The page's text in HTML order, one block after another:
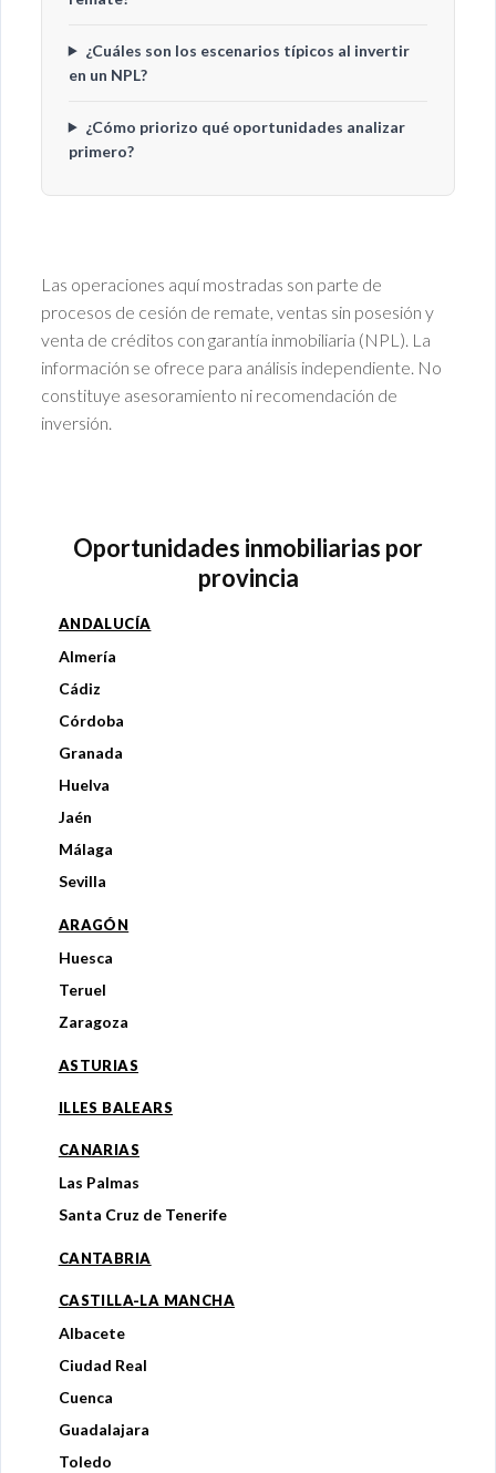
¿Cuáles son los escenarios típicos al invertir
en un NPL?
¿Cómo priorizo qué oportunidades analizar
primero?
Las operaciones aquí mostradas son parte de
procesos de cesión de remate, ventas sin posesión y
venta de créditos con garantía inmobiliaria (NPL). La
información se ofrece para análisis independiente. No
constituye asesoramiento ni recomendación de
inversión.
Oportunidades inmobiliarias por
provincia
ANDALUCÍA
Almería
Cádiz
Córdoba
Granada
Huelva
Jaén
Málaga
Sevilla
ARAGÓN
Huesca
Teruel
Zaragoza
ASTURIAS
ILLES BALEARS
CANARIAS
Las Palmas
Santa Cruz de Tenerife
CANTABRIA
CASTILLA-LA MANCHA
Albacete
Ciudad Real
Cuenca
Guadalajara
Toledo